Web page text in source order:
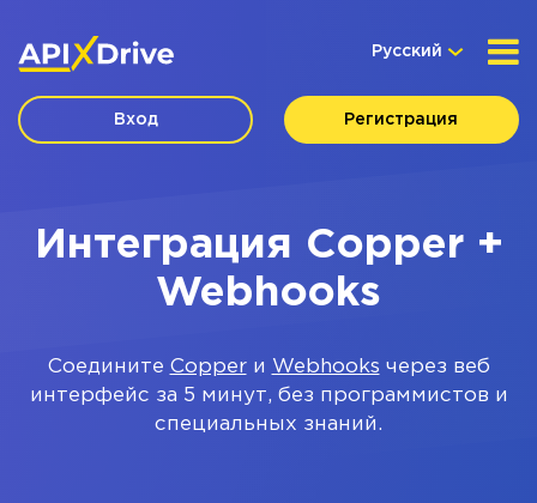
Русский
Вход Регистрация
Интеграция Copper +
Webhooks
Соедините Copperи Webhooks через веб
интерфейс за 5 минут, без программистов и
специальных знаний.